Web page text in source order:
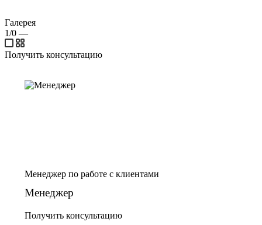
Галерея
1/0 —
Получить консультацию
Менеджер по работе с клиентами
Менеджер
Получить консультацию